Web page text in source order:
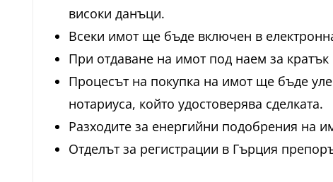
високи данъци.
Всеки имот ще бъде включен в
При отдаване на имот под наем за
Процесът на покупка на имот ще бъде
нотариуса, който удостоверява сделката.
Разходите за енергийни подобрения на
Отделът за регистрации в Гърция